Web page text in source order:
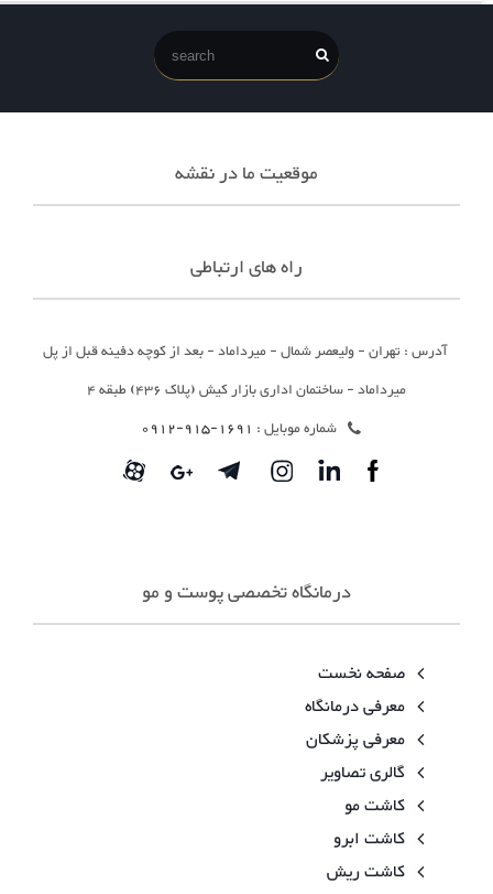
موقعیت ما در نقشه
راه های ارتباطی
آدرس : تهران - ولیعصر شمال - میرداماد - بعد از کوچه دفینه قبل از پل
میرداماد - ساختمان اداری بازار کیش (پلاک 436) طبقه 4
شماره موبایل : 1691-915-0912
درمانگاه تخصصی پوست و مو
صفحه نخست
معرفی درمانگاه
معرفی پزشکان
گالری تصاویر
کاشت مو
کاشت ابرو
کاشت ریش